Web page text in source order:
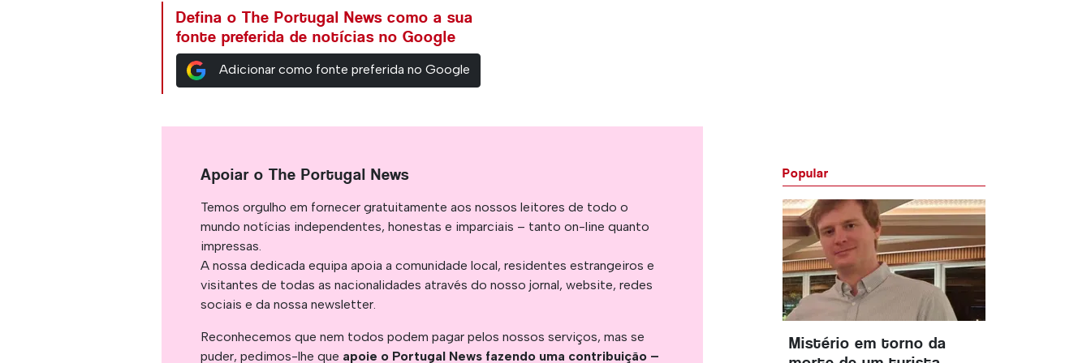
Defina o The Portugal News como a sua
fonte preferida de notícias no Google
Adicionar como fonte preferida no Google
Apoiar o The Portugal News
Temos orgulho em fornecer gratuitamente aos nossos leitores de todo o
mundo notícias independentes, honestas e imparciais – tanto on-line quanto
impressas.
A nossa dedicada equipa apoia a comunidade local, residentes estrangeiros e
visitantes de todas as nacionalidades através do nosso jornal, website, redes
sociais e da nossa newsletter.
Reconhecemos que nem todos podem pagar pelos nossos serviços, mas se
puder, pedimos-lhe que apoie o Portugal News fazendo uma contribuição –
Popular
Mistério em torno da